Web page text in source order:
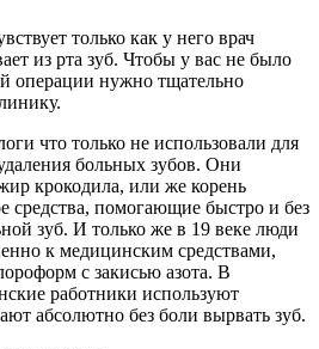
только как у него врач
из рта зуб. Чтобы у вас не было
операции нужно тщательно
что только не использовали для
больных зубов. Они
крокодила, или же корень
средства, помогающие быстро и без
зуб. И только же в 19 веке люди
к медицинским средствами,
с закисью азота. В
работники используют
абсолютно без боли вырвать зуб.